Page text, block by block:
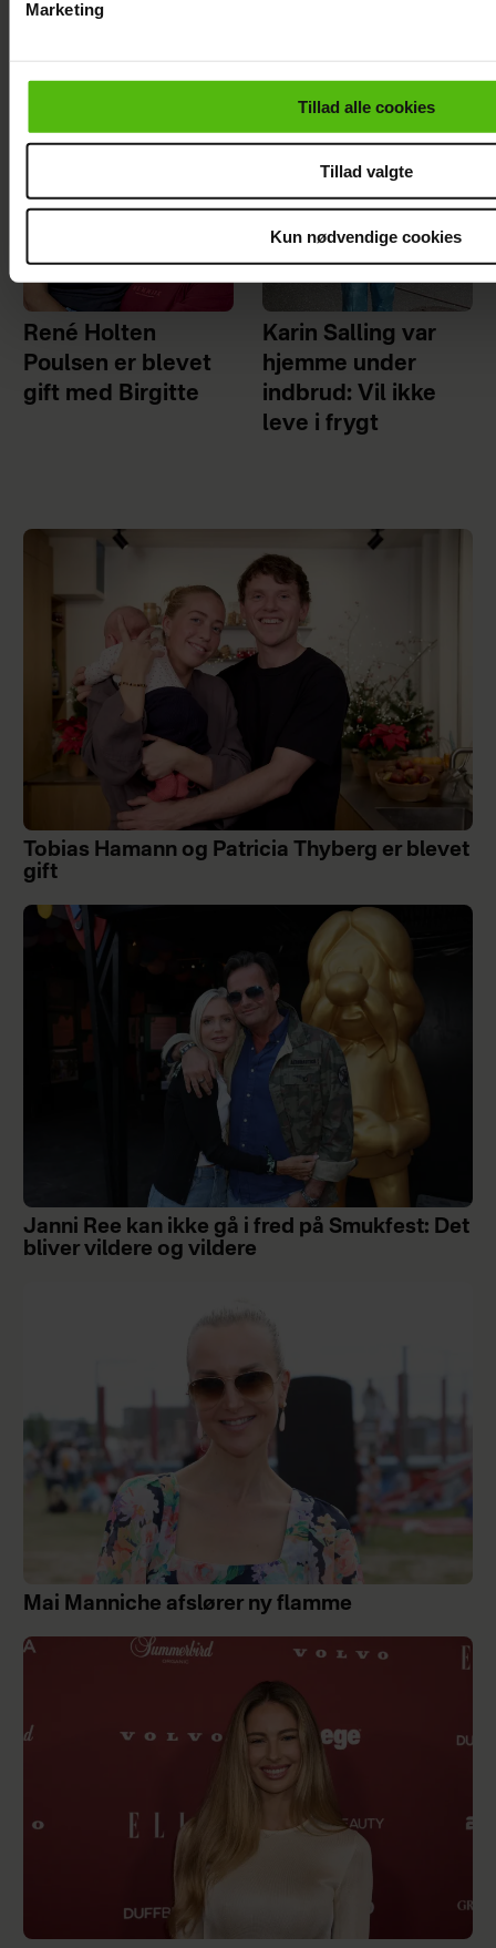
cookiepolitik.
Marketing
Tillad alle cookies
Tillad valgte
Kun nødvendige cookies
min plan
René Holten
Poulsen er blevet
gift med Birgitte
Karin Salling var
hjemme under
indbrud: Vil ikke
leve i frygt
Tobias Hamann og Patricia Thyberg er blevet
gift
Janni Ree kan ikke gå i fred på Smukfest: Det
bliver vildere og vildere
Mai Manniche afslører ny flamme